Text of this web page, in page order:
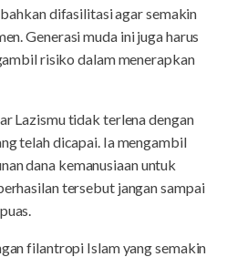
difasilitasi agar semakin
Generasi muda ini juga harus
risiko dalam menerapkan
Lazismu tidak terlena dengan
telah dicapai. Ia mengambil
dana kemanusiaan untuk
tersebut jangan sampai
filantropi Islam yang semakin